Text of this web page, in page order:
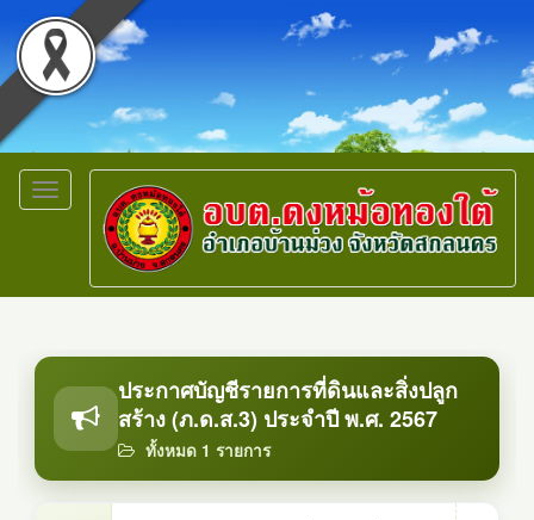
Toggle
navigation
ประกาศบัญชีรายการที่ดินและสิ่งปลูก
สร้าง (ภ.ด.ส.3) ประจำปี พ.ศ. 2567
ทั้งหมด 1 รายการ